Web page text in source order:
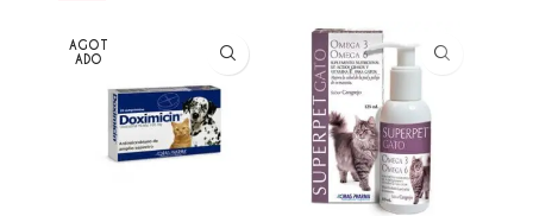
AGOT
ADO